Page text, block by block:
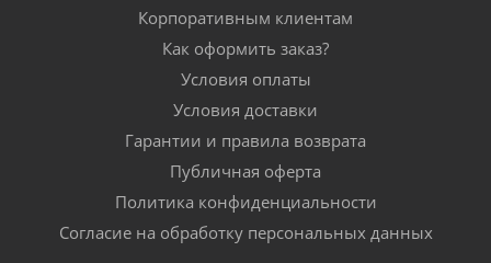
Корпоративным клиентам
Как оформить заказ?
Условия оплаты
Условия доставки
Гарантии и правила возврата
Публичная оферта
Политика конфиденциальности
Согласие на обработку персональных данных